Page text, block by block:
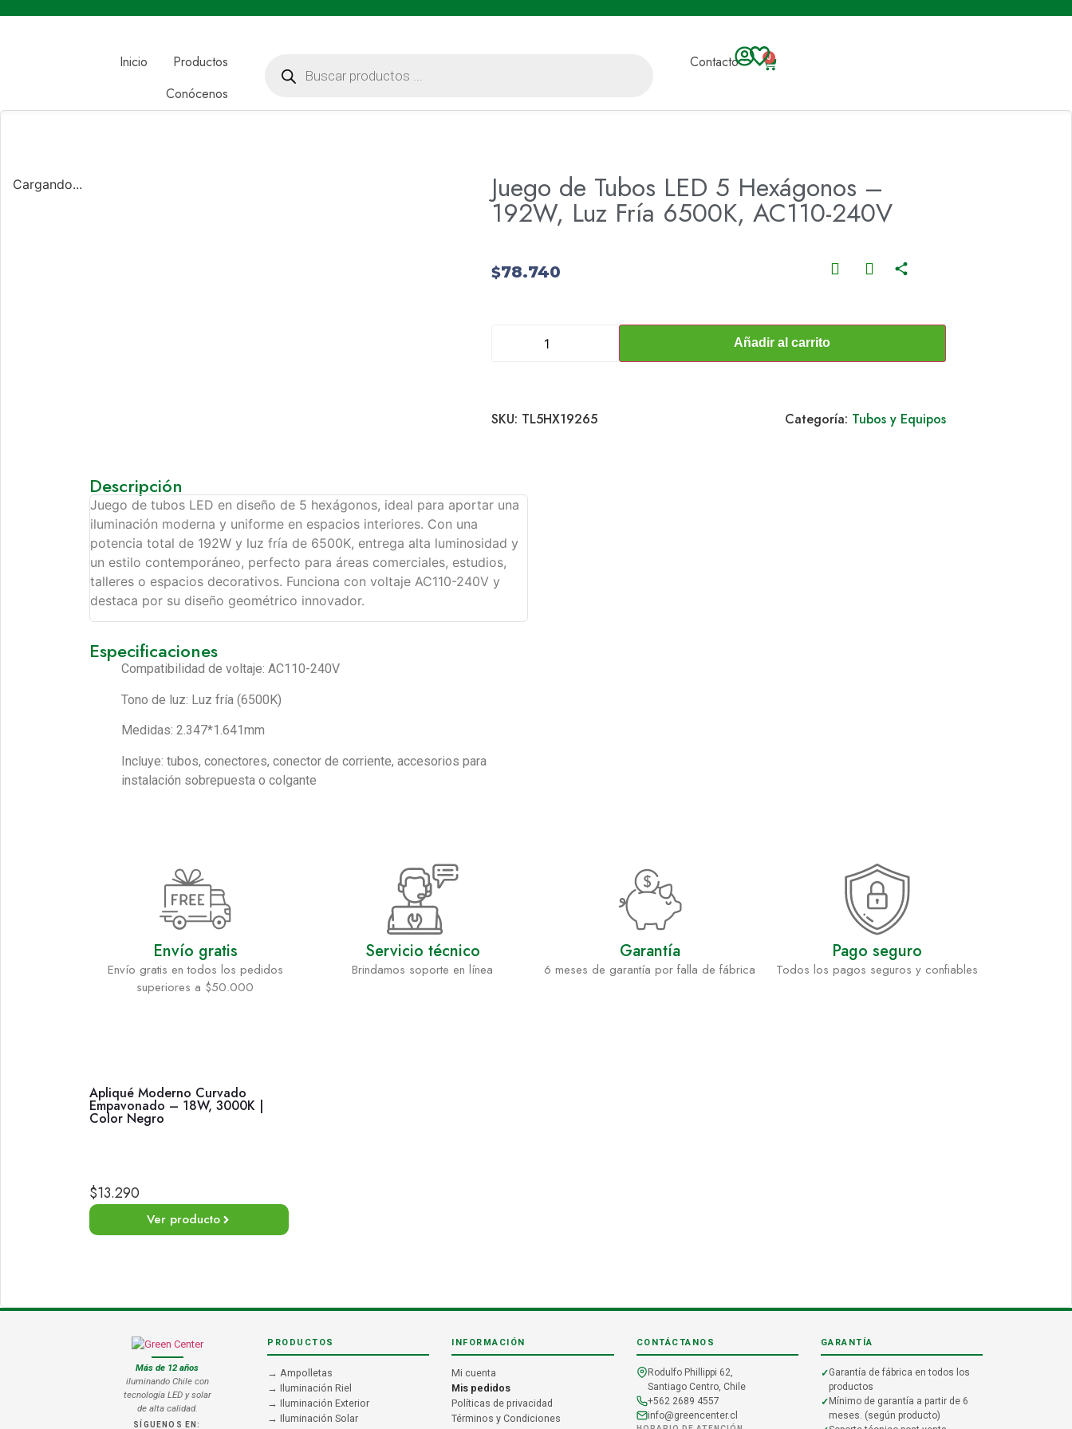
Inicio
Productos
Conócenos
Contacto 0
Cargando... Juego de Tubos LED 5 Hexágonos –
192W, Luz Fría 6500K, AC110-240V
$78.740
Añadir al carrito
SKU: TL5HX19265 Categoría: Tubos y Equipos
Descripción
Juego de tubos LED en diseño de 5 hexágonos, ideal para aportar una
iluminación moderna y uniforme en espacios interiores. Con una
potencia total de 192W y luz fría de 6500K, entrega alta luminosidad y
un estilo contemporáneo, perfecto para áreas comerciales, estudios,
talleres o espacios decorativos. Funciona con voltaje AC110-240V y
destaca por su diseño geométrico innovador.
Especificaciones
Compatibilidad de voltaje: AC110-240V
Tono de luz: Luz fría (6500K)
Medidas: 2.347*1.641mm
Incluye: tubos, conectores, conector de corriente, accesorios para
instalación sobrepuesta o colgante
Envío gratis
Envío gratis en todos los pedidos
superiores a $50.000
Servicio técnico
Brindamos soporte en línea
Garantía
6 meses de garantía por falla de fábrica
Pago seguro
Todos los pagos seguros y confiables
Apliqué Moderno Curvado
Empavonado – 18W, 3000K |
Color Negro
$13.290
Ver producto
Más de 12 años
iluminando Chile con
tecnología LED y solar
de alta calidad.
SÍGUENOS EN:
PRODUCTOS
→ Ampolletas
→ Iluminación Riel
→ Iluminación Exterior
→ Iluminación Solar
INFORMACIÓN
Mi cuenta
Mis pedidos
Políticas de privacidad
Términos y Condiciones
CONTÁCTANOS
Rodulfo Phillippi 62,
Santiago Centro, Chile
+562 2689 4557
info@greencenter.cl
GARANTÍA
Garantía de fábrica en todos los
productos
Mínimo de garantía a partir de 6
meses. (según producto)